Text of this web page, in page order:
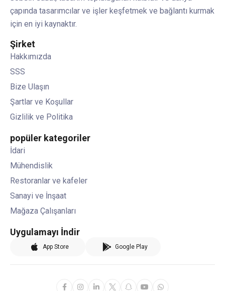
çapında tasarımcılar ve işler keşfetmek ve bağlantı kurmak
için en iyi kaynaktır.
Şirket
Hakkımızda
SSS
Bize Ulaşın
Şartlar ve Koşullar
Gizlilik ve Politika
popüler kategoriler
İdari
Mühendislik
Restoranlar ve kafeler
Sanayi ve İnşaat
Mağaza Çalışanları
Uygulamayı İndir
App Store Google Play